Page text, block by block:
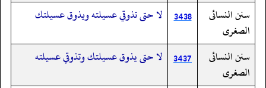
سنن النسائى
الصغرى
3438 لا حتى تذوقي عسيلته ويذوق عسيلتك
سنن النسائى
الصغرى
3437 لا حتى يذوق عسيلتك وتذوقي عسيلته